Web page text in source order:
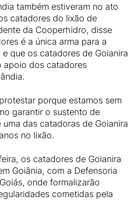
também estiveram no ato
catadores do lixão de
da Cooperhidro, disse
é a única arma para a
que os catadores de Goianira
apoio dos catadores
porque estamos sem
garantir o sustento de
uma das catadoras de Goianira
no lixão.
os catadores de Goianira
Goiânia, com a Defensoria
onde formalizarão
cometidas pela